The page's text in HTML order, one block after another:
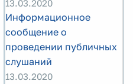
13.03.2020
Информационное
сообщение о
проведении публичных
слушаний
13.03.2020